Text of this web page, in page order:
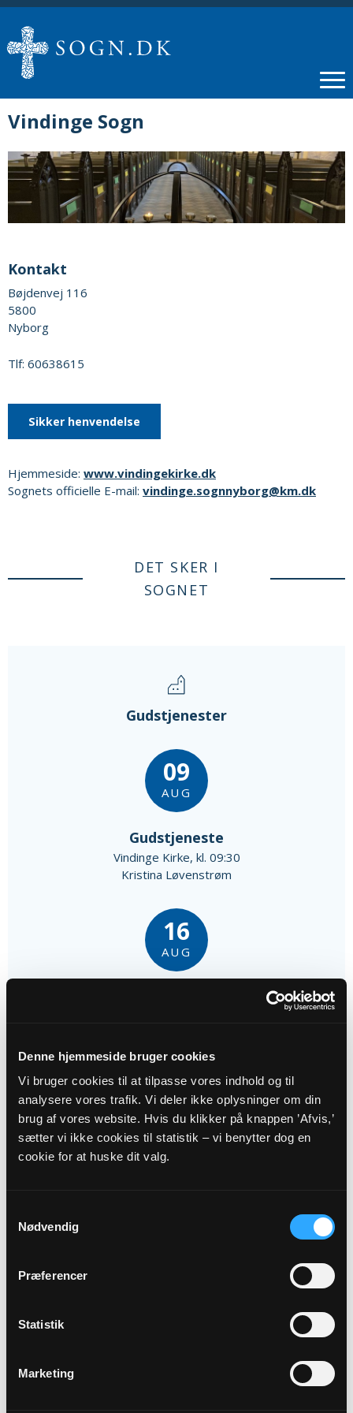
Denne hjemmeside bruger cookies
Vi bruger cookies til at tilpasse vores indhold og til
analysere vores trafik. Vi deler ikke oplysninger om din
brug af vores website. Hvis du klikker på knappen ’Afvis,’
sætter vi ikke cookies til statistik – vi benytter dog en
cookie for at huske dit valg.
Nødvendig
Præferencer
Statistik
Marketing
Vindinge Sogn
Kontakt
Bøjdenvej 116
5800
Nyborg
Tlf: 60638615
Sikker henvendelse
Hjemmeside: www.vindingekirke.dk
Sognets officielle E-mail: vindinge.sognnyborg@km.dk
DET SKER I
SOGNET
Gudstjenester
09
AUG
Gudstjeneste
Vindinge Kirke, kl. 09:30
Kristina Løvenstrøm
16
AUG
Alle gudstjenester
Foredrag/ work-shop : Samtale om...